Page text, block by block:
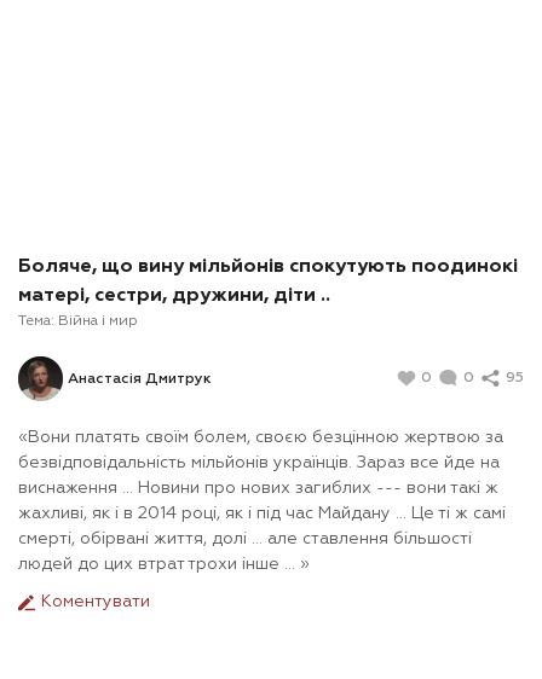
Боляче, що вину мільйонів спокутують поодинокі
матері, сестри, дружини, діти ..
Тема: Війна і мир
Анастасія Дмитрук 0 0 95
«Вони платять своїм болем, своєю безцінною жертвою за
безвідповідальність мільйонів українців. Зараз все йде на
виснаження ... Новини про нових загиблих --- вони такі ж
жахливі, як і в 2014 році, як і під час Майдану ... Це ті ж самі
смерті, обірвані життя, долі ... але ставлення більшості
людей до цих втрат трохи інше ... »
Коментувати